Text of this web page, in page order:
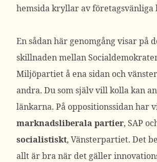
hemsida kryllar av företagsvänliga
En sådan här genomgång visar på
skillnaden mellan
Miljöpartiet å ena sidan och
andra. Du som själv vill kolla kan
länkarna. På oppositionssidan har
marknadsliberala partier, SAP
socialistiskt, Vänsterpartiet. Det
allt är bra när det gäller